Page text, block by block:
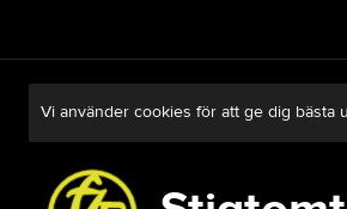
Vi använder cookies för att ge dig bästa